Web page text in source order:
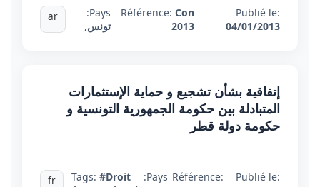
Publié le:
04/01/2013
Référence:Con
2013
Pays:
تونس,
ar
إتفاقية بشأن تشجيع و حماية الإستثمارات
المتبادلة بين حكومة الجمهورية التونسية و
حكومة دولة قطر
Publié le:
Référence:
Pays:
Tags:#Droit
fr